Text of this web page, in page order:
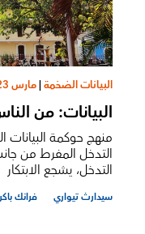
البيانات الضخمة|مارس 2023
البيانات: من
منهج حوكمة البيانات
التدخل المفرط من
التدخل، يشجع الابتكار
سيدارث تيواري فرانك باكر